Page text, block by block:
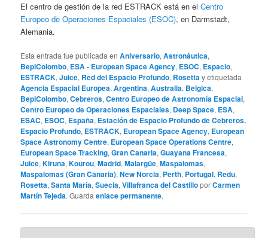
El centro de gestión de la red ESTRACK está en elCentro
Europeo de Operaciones Espaciales (ESOC), en Darmstadt,
Alemania.
Esta entrada fue publicada enAniversario,Astronáutica,
BepiColombo, ESA - European Space Agency, ESOC, Espacio,
ESTRACK,Juice, Red del Espacio Profundo, Rosettay etiquetada
Agencia Espacial Europea,Argentina,Australia, Belgica,
BepiColombo,Cebreros,Centro Europeo de Astronomía Espacial,
Centro Europeo de Operaciones Espaciales, Deep Space, ESA,
ESAC, ESOC, España, Estación de Espacio Profundo de Cebreros.
Espacio Profundo, ESTRACK, European Space Agency, European
Space Astronomy Centre, European Space Operations Centre,
European Space Tracking,Gran Canaria,Guayana Francesa,
Juice,Kiruna,Kourou,Madrid,Malargüe,Maspalomas,
Maspalomas (Gran Canaria),New Norcia, Perth, Portugal, Redu,
Rosetta,Santa María,Suecia,Villafranca del CastilloporCarmen
Martín Tejeda. Guardaenlace permanente.